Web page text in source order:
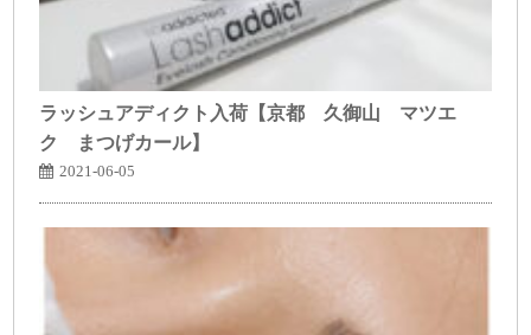
ラッシュアディクト入荷【京都 久御山 マツエ
ク まつげカール】
2021-06-05